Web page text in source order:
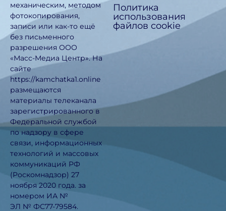
механическим, методом
фотокопирования,
записи или как-то ещё
без письменного
разрешения ООО
«Масс-Медиа Центр». На
сайте
https://kamchatka1.online
размещаются
материалы телеканала
зарегистрированного в
Федеральной службой
по надзору в сфере
связи, информационных
технологий и массовых
коммуникаций РФ
(Роскомнадзор) 27
ноября 2020 года. за
номером ИА №
ЭЛ № ФС77-79584.
Политика
использования
файлов cookie